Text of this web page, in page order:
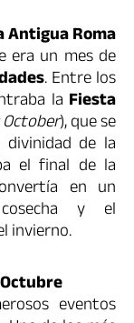
Antigua Roma
era un mes de
. Entre los
la Fiesta
), que se
de la
el final de la
en un
y el
invierno.
eventos